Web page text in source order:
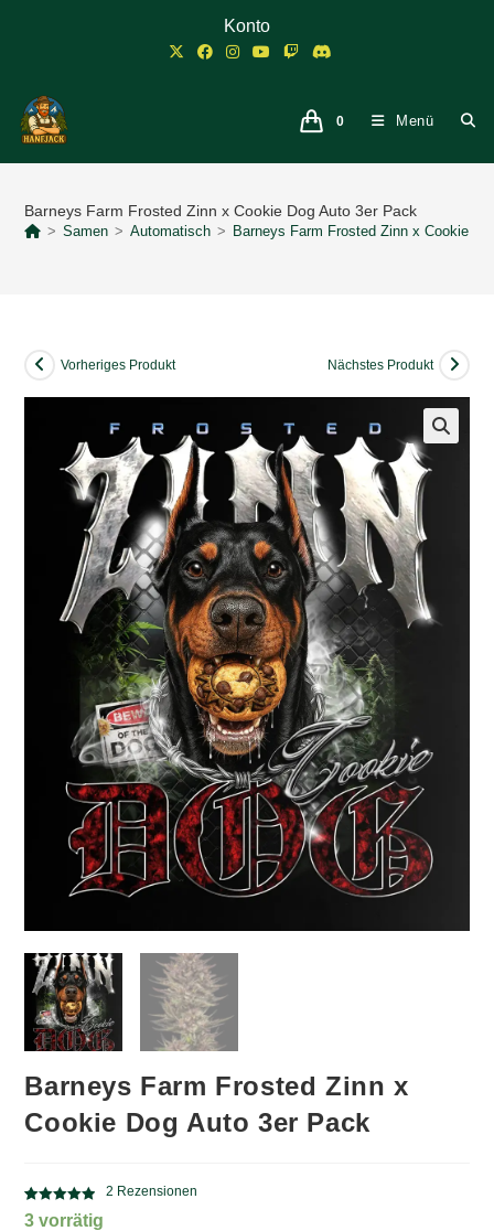
Konto
0 Menü
Barneys Farm Frosted Zinn x Cookie Dog Auto 3er Pack
> Samen > Automatisch > Barneys Farm Frosted Zinn x Cookie
Vorheriges Produkt Nächstes Produkt
Barneys Farm Frosted Zinn x
Cookie Dog Auto 3er Pack
Bewertet mit
2
2 Rezensionen
3 vorrätig